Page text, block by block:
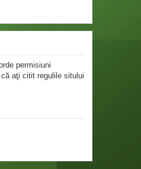
permisiuni
aţi citit regulile sitului